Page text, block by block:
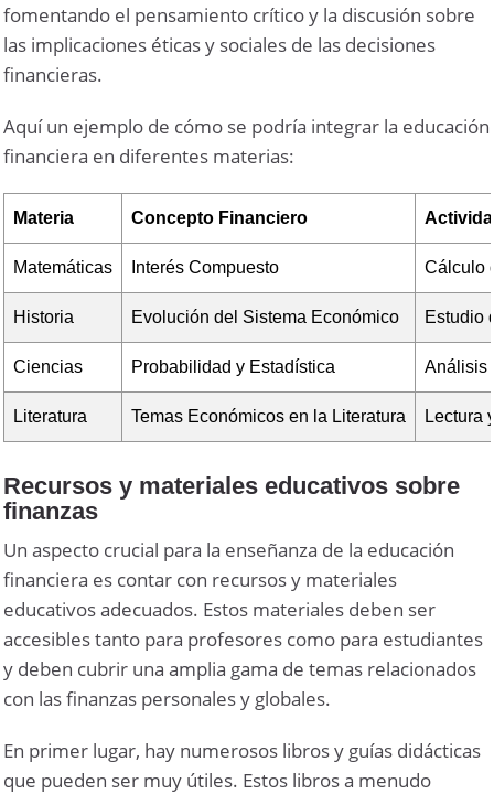
fomentando el pensamiento crítico y la discusión sobre
las implicaciones éticas y sociales de las decisiones
financieras.
Aquí un ejemplo de cómo se podría integrar la educación
financiera en diferentes materias:
Materia Concepto Financiero
Matemáticas Interés Compuesto Cálculo
Historia Evolución del Sistema Económico Estudio
Ciencias Probabilidad y Estadística Análisis
Literatura Temas Económicos en la Literatura Lectura
Recursos y materiales educativos sobre
finanzas
Un aspecto crucial para la enseñanza de la educación
financiera es contar con recursos y materiales
educativos adecuados. Estos materiales deben ser
accesibles tanto para profesores como para estudiantes
y deben cubrir una amplia gama de temas relacionados
con las finanzas personales y globales.
En primer lugar, hay numerosos libros y guías didácticas
que pueden ser muy útiles. Estos libros a menudo